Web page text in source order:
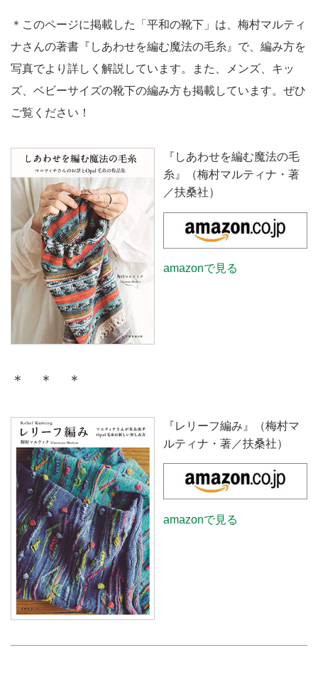
＊このページに掲載した「平和の靴下」は、梅村マルティ
ナさんの著書『しあわせを編む魔法の毛糸』で、編み方を
写真でより詳しく解説しています。また、メンズ、キッ
ズ、ベビーサイズの靴下の編み方も掲載しています。ぜひ
ご覧ください！
『しあわせを編む魔法の毛
糸』（梅村マルティナ・著
／扶桑社）
amazonで見る
＊ ＊ ＊
『レリーフ編み』（梅村マ
ルティナ・著／扶桑社）
amazonで見る